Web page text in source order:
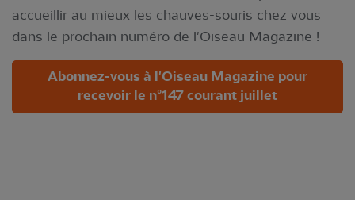
accueillir au mieux les chauves-souris chez vous
dans le prochain numéro de l'Oiseau Magazine !
Abonnez-vous à l'Oiseau Magazine pour
recevoir le n°147 courant juillet